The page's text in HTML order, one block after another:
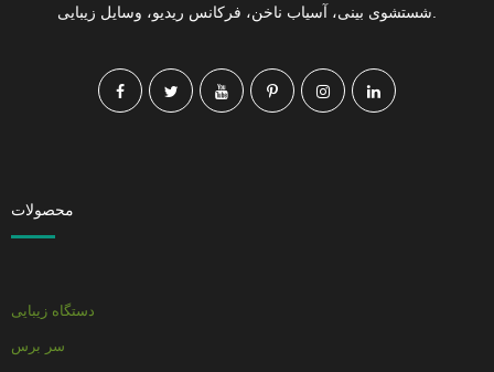
شستشوی بینی، آسیاب ناخن، فرکانس ریدیو، وسایل زیبایی.
محصولات
دستگاه زیبایی
سر برس